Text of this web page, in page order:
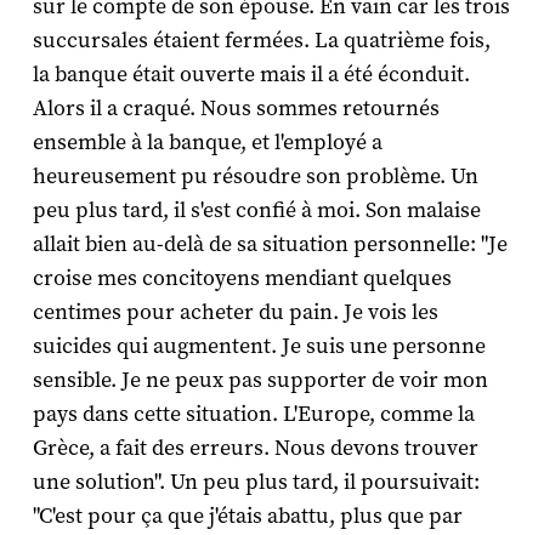
sur le compte de son épouse. En vain car les trois
succursales étaient fermées. La quatrième fois,
la banque était ouverte mais il a été éconduit.
Alors il a craqué. Nous sommes retournés
ensemble à la banque, et l'employé a
heureusement pu résoudre son problème. Un
peu plus tard, il s'est confié à moi. Son malaise
allait bien au-delà de sa situation personnelle: "Je
croise mes concitoyens mendiant quelques
centimes pour acheter du pain. Je vois les
suicides qui augmentent. Je suis une personne
sensible. Je ne peux pas supporter de voir mon
pays dans cette situation. L'Europe, comme la
Grèce, a fait des erreurs. Nous devons trouver
une solution". Un peu plus tard, il poursuivait:
"C'est pour ça que j'étais abattu, plus que par